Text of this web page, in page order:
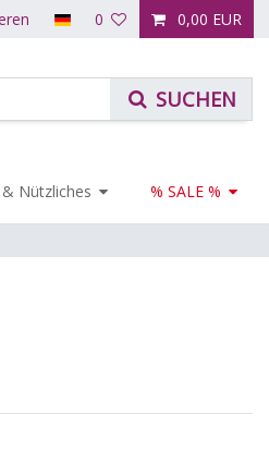
0 0,00 EUR
Nützliches % SALE %